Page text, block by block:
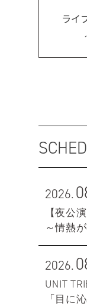
ライ
2026.
【夜公
～情熱
2026.
UNIT
「目に